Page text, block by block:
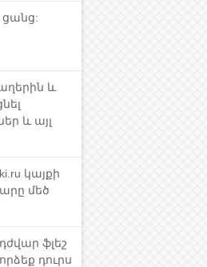
և
և այլ
կայքի
մեծ
ֆլեշ
դուրս